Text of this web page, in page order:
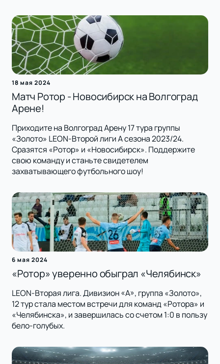
18 мая 2024
Матч Ротор - Новосибирск на Волгоград
Арене!
Приходите на Волгоград Арену 17 тура группы
«Золото» LEON-Второй лиги А сезона 2023/24.
Сразятся «Ротор» и «Новосибирск». Поддержите
свою команду и станьте свидетелем
захватывающего футбольного шоу!
6 мая 2024
«Ротор» уверенно обыграл «Челябинск»
LEON-Вторая лига. Дивизион «А», группа «Золото»,
12 тур стала местом встречи для команд «Ротора» и
«Челябинска», и завершилась со счетом 1:0 в пользу
бело-голубых.